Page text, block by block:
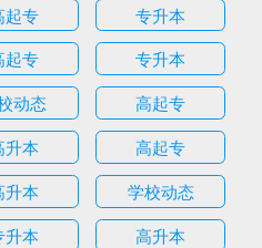
起专
专升本
起专
专升本
动态
高起专
升本
高起专
升本
学校动态
升本
高升本